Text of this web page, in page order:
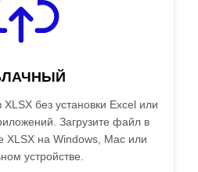
без установки Excel или
Загрузите файл в
XLSX на Windows, Mac или
устройстве.